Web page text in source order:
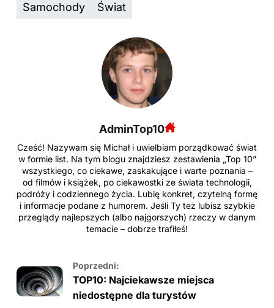
Samochody
Świat
AdminTop10
Cześć! Nazywam się Michał i uwielbiam porządkować świat
w formie list. Na tym blogu znajdziesz zestawienia „Top 10”
wszystkiego, co ciekawe, zaskakujące i warte poznania –
od filmów i książek, po ciekawostki ze świata technologii,
podróży i codziennego życia. Lubię konkret, czytelną formę
i informacje podane z humorem. Jeśli Ty też lubisz szybkie
przeglądy najlepszych (albo najgorszych) rzeczy w danym
temacie – dobrze trafiłeś!
Poprzedni:
TOP10: Najciekawsze miejsca
niedostępne dla turystów